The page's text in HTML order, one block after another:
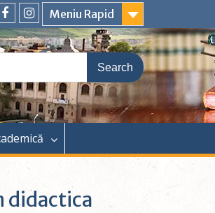
Meniu Rapid
didactica